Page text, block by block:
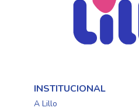
INSTITUCIONAL
A Lillo